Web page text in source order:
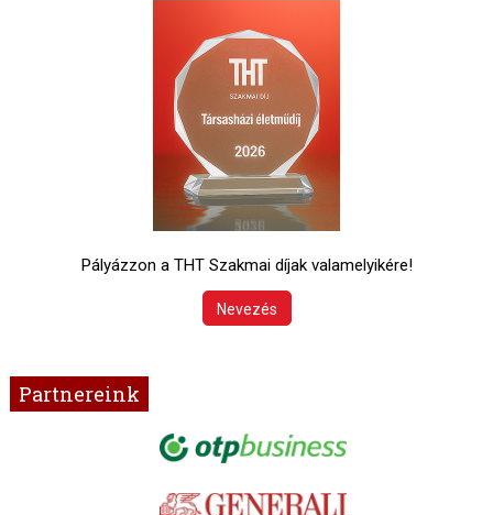
Pályázzon a THT Szakmai díjak valamelyikére!
Nevezés
Partnereink